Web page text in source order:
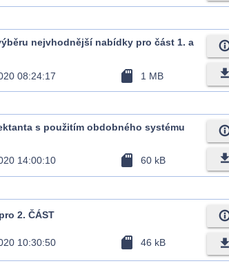
nejvhodnější nabídky pro část 1. a
08:24:17 sd_card 1 MB file_download
s použitím obdobného systému
14:00:10 sd_card 60 kB file_download
2. ČÁST
10:30:50 sd_card 46 kB file_download